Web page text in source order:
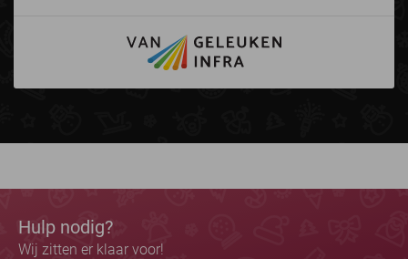
Hulp nodig?
Wij zitten er klaar voor!